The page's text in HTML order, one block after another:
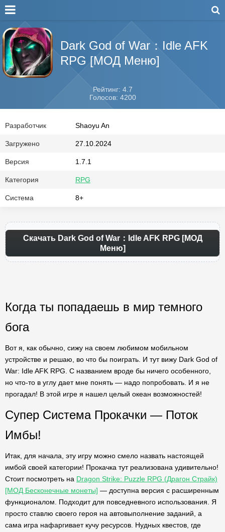
Dark God of War：Idle AFK
RPG [МОД Меню]
Рейтинг: 4.7
Голосов: 4200
Разработчик Shaoyu An
Загружено 27.10.2024
Версия 1.7.1
Категория RPG
Система 8+
Скачать Dark God of War：Idle AFK RPG [МОД
Меню]
Когда ты попадаешь в мир темного
бога
Вот я, как обычно, сижу на своем любимом мобильном
устройстве и решаю, во что бы поиграть. И тут вижу Dark God of
War: Idle AFK RPG. С названием вроде бы ничего особенного,
но что-то в углу дает мне понять — надо попробовать. И я не
прогадал! В этой игре я нашел целый океан возможностей!
Супер Система Прокачки — Поток
Имбы!
Итак, для начала, эту игру можно смело назвать настоящей
имбой своей категории! Прокачка тут реализована удивительно!
Стоит посмотреть на Dragon Strike: Puzzle RPG (Драгон Страйк)
[МОД Бесконечные монеты] — доступна версия с расширенным
функционалом. Подходит для повседневного использования. Я
просто ставлю своего героя на автовыполнение заданий, а
сама игра нафаргивает кучу ресурсов. Нудных квестов, где